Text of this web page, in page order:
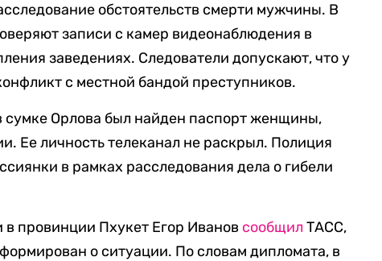
обстоятельств смерти мужчины. В
записи с камер видеонаблюдения в
заведениях. Следователи допускают, что у
с местной бандой преступников.
сумке Орлова был найден паспорт женщины,
Ее личность телеканал не раскрыл. Полиция
в рамках расследования дела о гибели
в провинции Пхукет Егор Иванов сообщил ТАСС,
о ситуации. По словам дипломата, в